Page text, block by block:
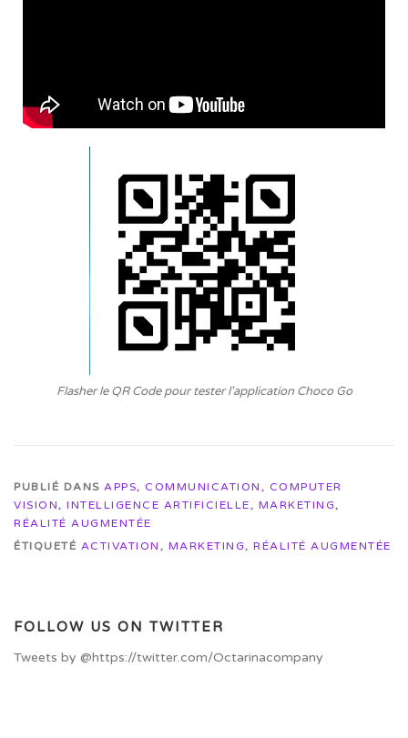
Flasher le QR Code pour tester l'application Choco Go
PUBLIÉ DANS APPS, COMMUNICATION , COMPUTER
VISION, INTELLIGENCE ARTIFICIELLE, MARKETING,
RÉALITÉ AUGMENTÉE
ÉTIQUETÉ ACTIVATION , MARKETING, RÉALITÉ AUGMENTÉE
FOLLOW US ON TWITTER
Tweets by @https://twitter.com/Octarinacompany